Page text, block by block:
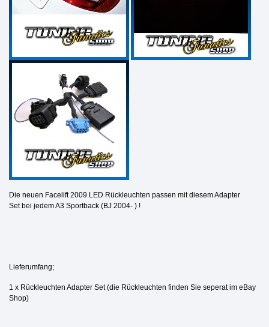
Die neuen Facelift 2009 LED Rückleuchten passen mit diesem Adapter
Set bei jedem A3 Sportback (BJ 2004- ) !
Lieferumfang;
1 x Rückleuchten Adapter Set (die Rückleuchten finden Sie seperat im eBay
Shop)